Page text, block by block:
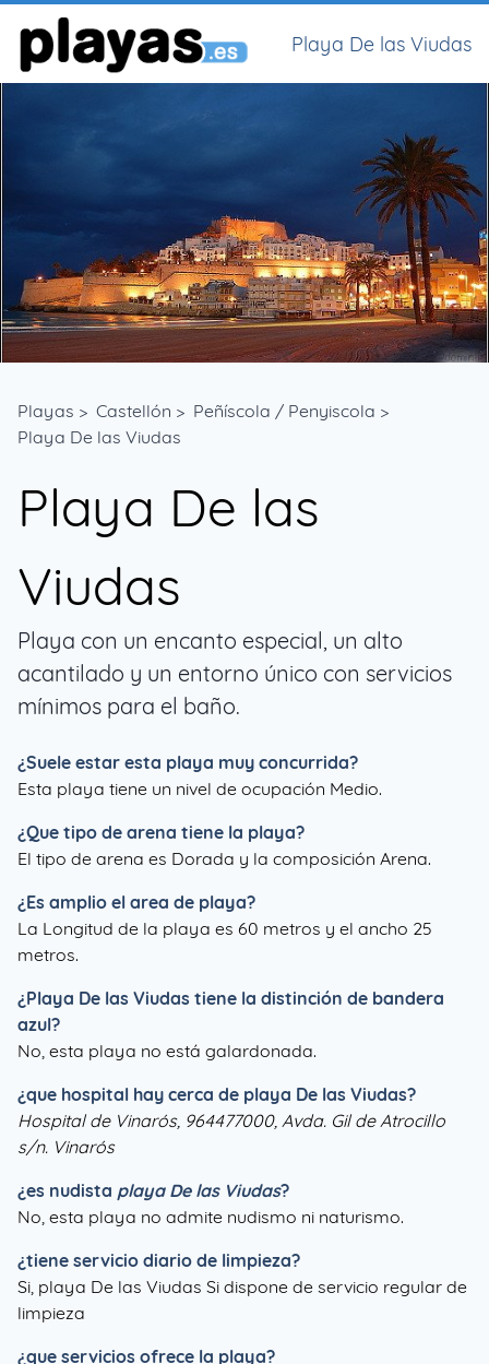
Playa De las Viudas
Playas > Castellón > Peñíscola / Penyiscola >
Playa De las Viudas
Playa De las
Viudas
Playa con un encanto especial, un alto
acantilado y un entorno único con servicios
mínimos para el baño.
¿Suele estar esta playa muy concurrida?
Esta playa tiene un nivel de ocupación Medio.
¿Que tipo de arena tiene la playa?
El tipo de arena es Dorada y la composición Arena.
¿Es amplio el area de playa?
La Longitud de la playa es 60 metros y el ancho 25
metros.
¿Playa De las Viudas tiene la distinción de bandera
azul?
No, esta playa no está galardonada.
¿que hospital hay cerca de playa De las Viudas?
Hospital de Vinarós, 964477000, Avda. Gil de Atrocillo
s/n. Vinarós
¿es nudista playa De las Viudas?
No, esta playa no admite nudismo ni naturismo.
¿tiene servicio diario de limpieza?
Si, playa De las Viudas Si dispone de servicio regular de
limpieza
¿que servicios ofrece la playa?